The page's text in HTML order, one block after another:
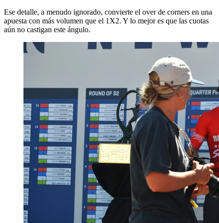
Ese detalle, a menudo ignorado, convierte el over de corners en una
apuesta con más volumen que el 1X2. Y lo mejor es que las cuotas
aún no castigan este ángulo.